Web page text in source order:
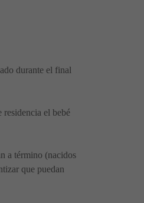
durante el final
residencia el bebé
a término (nacidos
que puedan